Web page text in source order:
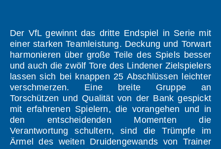
Der VfL gewinnt das dritte Endspiel in Serie mit
einer starken Teamleistung. Deckung und Torwart
harmonieren über große Teile des Spiels besser
und auch die zwölf Tore des Lindener Zielspielers
lassen sich bei knappen 25 Abschlüssen leichter
verschmerzen. Eine breite Gruppe an
Torschützen und Qualität von der Bank gespickt
mit erfahrenen Spielern, die vorangehen und in
den entscheidenden Momenten die
Verantwortung schultern, sind die Trümpfe im
Ärmel des weiten Druidengewands von Trainer